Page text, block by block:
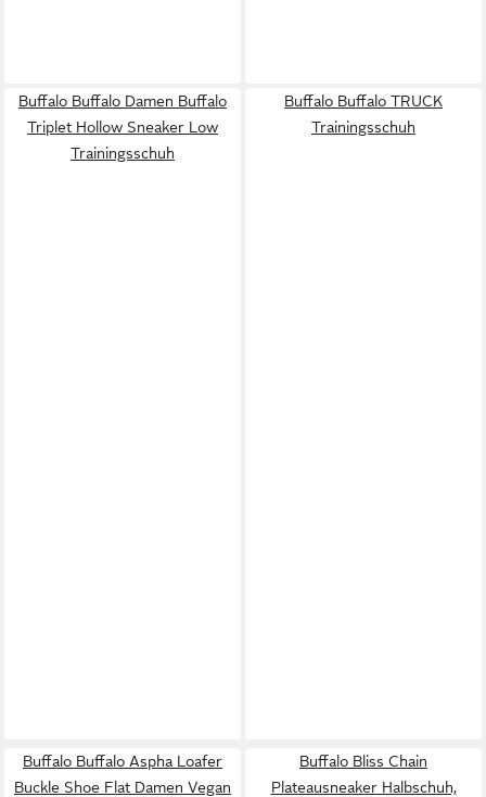
Buffalo Buffalo Damen Buffalo
Triplet Hollow Sneaker Low
Trainingsschuh
Buffalo Buffalo TRUCK
Trainingsschuh
Buffalo Buffalo Aspha Loafer
Buckle Shoe Flat Damen Vegan
Buffalo Bliss Chain
Plateausneaker Halbschuh,